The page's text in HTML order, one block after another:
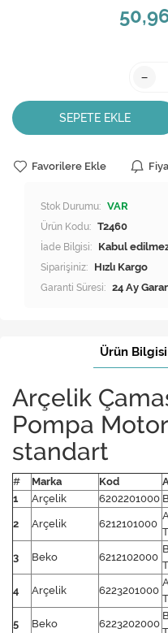
-
SEPETE EKLE
Favorilere Ekle
Stok Durumu: VAR
Ürün Kodu: T2460
İade Bilgisi:
Siparişiniz: Hızlı Kargo
Garanti Süresi: 24 Ay
Ürün Bilgisi
Arçelik
Pompa
standart
# Marka Kod
1
Arçelik 6202201000
2 Arçelik 6212101000
3 Beko 6212102000
4 Arçelik 6223201000
5 Beko 6223202000